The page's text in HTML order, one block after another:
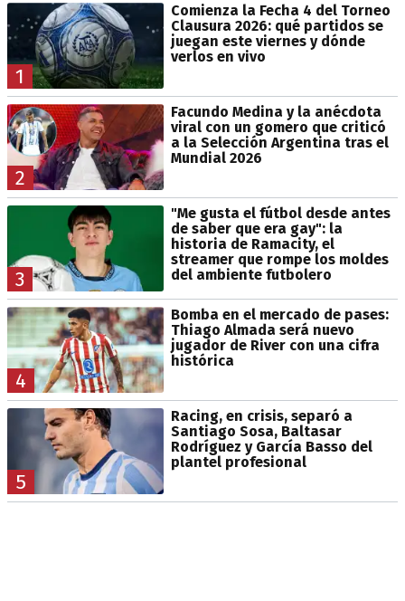
1
Comienza la Fecha 4 del Torneo
Clausura 2026: qué partidos se
juegan este viernes y dónde
verlos en vivo
2
Facundo Medina y la anécdota
viral con un gomero que criticó
a la Selección Argentina tras el
Mundial 2026
3
"Me gusta el fútbol desde antes
de saber que era gay": la
historia de Ramacity, el
streamer que rompe los moldes
del ambiente futbolero
4
Bomba en el mercado de pases:
Thiago Almada será nuevo
jugador de River con una cifra
histórica
5
Racing, en crisis, separó a
Santiago Sosa, Baltasar
Rodríguez y García Basso del
plantel profesional